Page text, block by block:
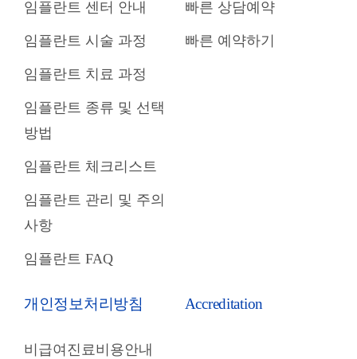
임플란트 센터 안내
임플란트 시술 과정
임플란트 치료 과정
임플란트 종류 및 선택
방법
임플란트 체크리스트
임플란트 관리 및 주의
사항
임플란트 FAQ
빠른 상담예약
빠른 예약하기
개인정보처리방침
비급여진료비용안내
Accreditation